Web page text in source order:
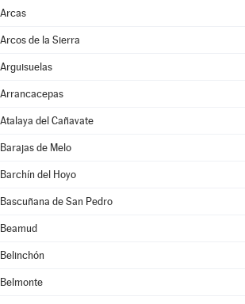
Arcas
Arcos de la Sierra
Arguisuelas
Arrancacepas
Atalaya del Cañavate
Barajas de Melo
Barchín del Hoyo
Bascuñana de San Pedro
Beamud
Belinchón
Belmonte